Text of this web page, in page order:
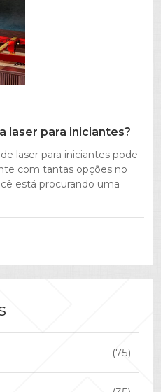
laser para iniciantes?
laser para iniciantes pode
com tantas opções no
está procurando uma
(75)